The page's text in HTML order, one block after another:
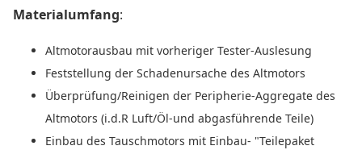
Materialumfang:
Altmotorausbau mit vorheriger Tester-Auslesung
Feststellung der Schadenursache des Altmotors
Überprüfung/Reinigen der Peripherie-Aggregate des
Altmotors (i.d.R Luft/Öl-und abgasführende Teile)
Einbau des Tauschmotors mit Einbau- "Teilepaket